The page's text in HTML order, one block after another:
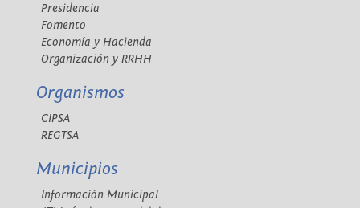
Presidencia
Fomento
Economía y Hacienda
Organización y RRHH
Organismos
CIPSA
REGTSA
Municipios
Información Municipal